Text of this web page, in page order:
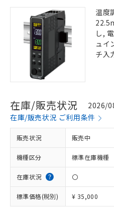
温度
し,
ュイ
チ入
在庫/販売状況
2026/
在庫/販売状況 ご利用条件
販売状況 販売中
機種区分 標準在庫機種
在庫状況 〇
標準価格(税別) ¥ 35,000